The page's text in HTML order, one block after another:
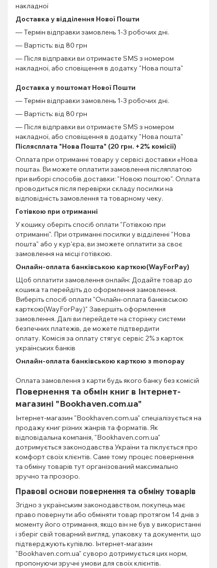
накладної
Доставка у відділення Нової Пошти
— Термін відправки замовлень 1-3 робочих дні.
— Вартість: від 80 грн
— Після відправки ви отримаєте SMS з номером
накладної, або сповіщення в додатку "Нова пошта"
Доставка у поштомат Нової Пошти
— Термін відправки замовлень 1-3 робочих дні.
— Вартість: від 80 грн
— Після відправки ви отримаєте SMS з номером
накладної, або сповіщення в додатку "Нова пошта"
Післясплата "Нова Пошта" (20 грн. +2% комісії)
Оплата при отриманні товару у сервісі доставки «Нова
пошта». Ви можете оплатити замовлення післяплатою
при виборі способів доставки: "Новою поштою". Оплата
проводиться після перевірки складу посилки на
відповідність замовлення та товарному чеку.
Готівкою при отриманні
У кошику оберіть спосіб оплати "Готівкою при
отриманні". При отриманні посилки у відділенні "Нова
пошта" або у кур'єра, ви зможете оплатити за своє
замовлення на місці готівкою.
Онлайн-оплата банківською карткою(WayForPay)
Щоб оплатити замовлення онлайн: Додайте товар до
кошика та перейдіть до оформлення замовлення.
Виберіть спосіб оплати "Онлайн-оплата банківською
карткою(WayForPay)" Завершіть оформлення
замовлення. Далі ви перейдете на сторінку системи
безпечних платежів, де можете підтвердити
оплату. Комісія за оплату стягує сервіс 2% з карток
українських банків
Онлайн-оплата банківською карткою з monopay
Оплата замовлення з карти будь якого банку без комісій
Повернення та обмін книг в Інтернет-
магазині "Bookhaven.com.ua"
Інтернет-магазин "Bookhaven.com.ua" спеціалізується на
продажу книг різних жанрів та форматів. Як
відповідальна компанія, "Bookhaven.com.ua"
дотримується законодавства України та піклується про
комфорт своїх клієнтів. Саме тому процес повернення
та обміну товарів тут організований максимально
зручно та прозоро.
Правові основи повернення та обміну товарів
Згідно з українським законодавством, покупець має
право повернути або обміняти товар протягом 14 днів з
моменту його отримання, якщо він не був у використанні
і зберіг свій товарний вигляд, упаковку та документи, що
підтверджують купівлю. Інтернет-магазин
"Bookhaven.com.ua" суворо дотримується цих норм,
пропонуючи зручні умови для своїх клієнтів.